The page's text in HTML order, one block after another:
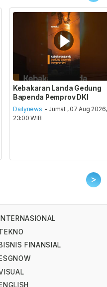
Kebakaran Landa Gedung
Bapenda Pemprov DKI
Dailynews - Jumat , 07 Aug 2026,
23:00 WIB
>
INTERNASIONAL
BISNIS FINANSIAL
ESGNOW
ENGLISH